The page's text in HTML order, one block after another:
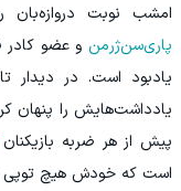
امشب نوبت دروازه‌بان
پاری‌سن‌ژرمن و عضو کادر
یادبود است. در دیدار
یادداشت‌هایش را پنهان
پیش از هر ضربه
است که خودش هیچ توپی